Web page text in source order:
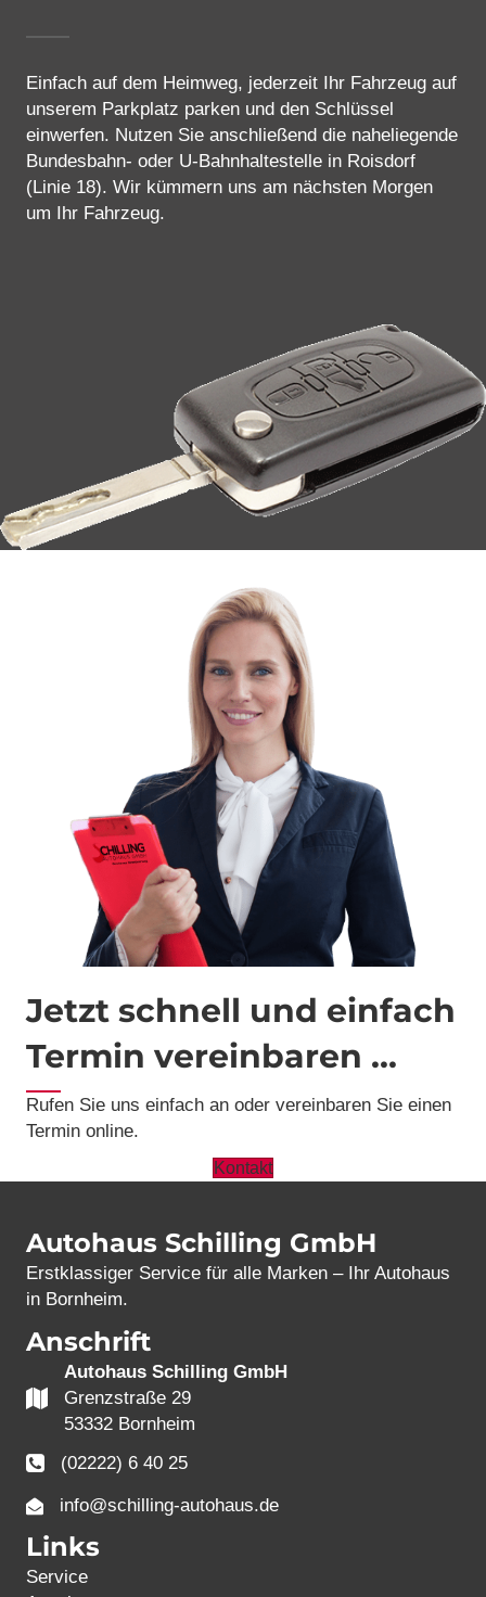
Einfach auf dem Heimweg, jederzeit Ihr Fahrzeug auf
unserem Parkplatz parken und den Schlüssel
einwerfen. Nutzen Sie anschließend die naheliegende
Bundesbahn- oder U-Bahnhaltestelle in Roisdorf
(Linie 18). Wir kümmern uns am nächsten Morgen
um Ihr Fahrzeug.
Jetzt schnell und einfach
Termin vereinbaren ...
Rufen Sie uns einfach an oder vereinbaren Sie einen
Termin online.
Kontakt
Autohaus Schilling GmbH
Erstklassiger Service für alle Marken – Ihr Autohaus
in Bornheim.
Anschrift
Autohaus Schilling GmbH
Grenzstraße 29
53332 Bornheim
(02222) 6 40 25
info@schilling-autohaus.de
Links
Service